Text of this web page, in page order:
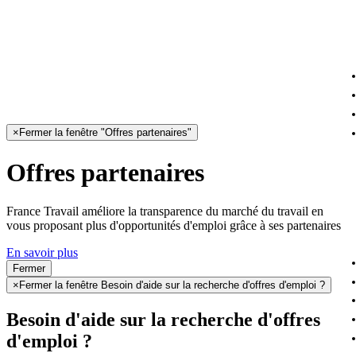
× Fermer la fenêtre "Offres partenaires"
Offres partenaires
France Travail améliore la transparence du marché du travail en
vous proposant plus d'opportunités d'emploi grâce à ses partenaires
En savoir plus
Fermer
× Fermer la fenêtre Besoin d'aide sur la recherche d'offres d'emploi ?
Besoin d'aide sur la recherche d'offres
d'emploi ?